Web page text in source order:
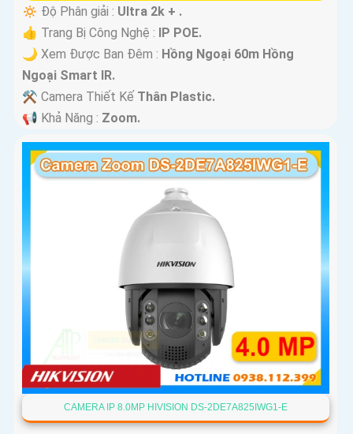
🔅 Độ Phân giải : Ultra 2k + .
👍 Trang Bị Công Nghệ : IP POE.
🌙 Xem Được Ban Đêm : Hồng Ngoại 60m Hồng
Ngoại Smart IR.
⚒ Camera Thiết Kế Thân Plastic.
️📢 Khả Năng : Zoom.
CAMERA IP 8.0MP HIVISION DS-2DE7A825IWG1-E